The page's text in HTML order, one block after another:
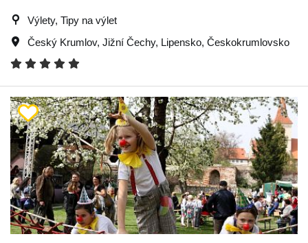
Výlety, Tipy na výlet
Český Krumlov, Jižní Čechy, Lipensko, Českokrumlovsko